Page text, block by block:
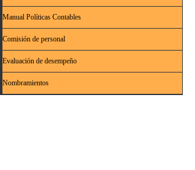
Manual Políticas Contables
Comisión de personal
Evaluación de desempeño
Nombramientos